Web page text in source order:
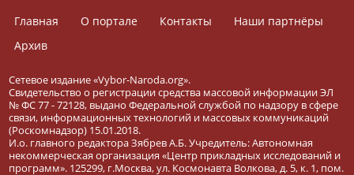
Главная О портале Контакты
Наши партнёры
Архив
Сетевое издание «Vybor-Naroda.org».
Свидетельство о регистрации средства массовой информации ЭЛ
№ ФС 77 - 72128, выдано Федеральной службой по надзору в сфере
связи, информационных технологий и массовых коммуникаций
(Роскомнадзор) 15.01.2018.
И.о. главного редактора Зябрев А.Б. Учредитель: Автономная
некоммерческая организация «Центр прикладных исследований и
программ». 125299, г.Москва, ул. Космонавта Волкова, д. 5, к. 1, пом.